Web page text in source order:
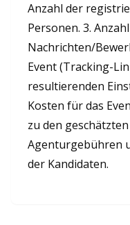
Anzahl der
Personen. 3.
Nachrichten/
Event (Tracking-
resultierenden
Kosten für das
zu den
Agenturgebühren
der Kandidaten.